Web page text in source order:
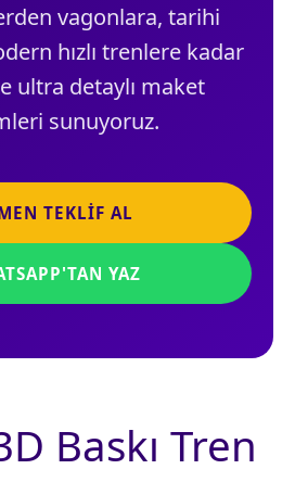
vagonlara, tarihi
hızlı trenlere kadar
ultra detaylı maket
sunuyoruz.
TEKLIF AL
YAZ
Baskı Tren